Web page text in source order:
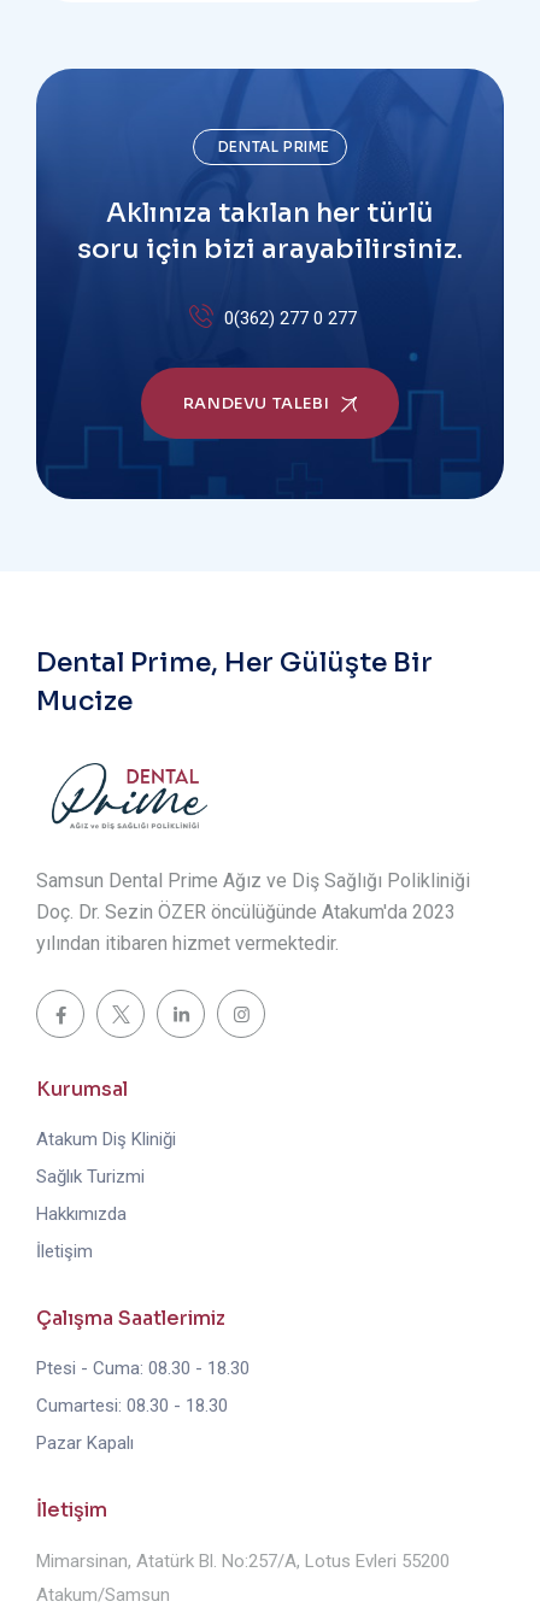
DENTAL PRIME
Aklınıza takılan her türlü
soru için bizi arayabilirsiniz.
0(362) 277 0 277
RANDEVU TALEBI
Dental Prime, Her Gülüşte Bir
Mucize
Samsun Dental Prime Ağız ve Diş Sağlığı Polikliniği
Doç. Dr. Sezin ÖZER öncülüğünde Atakum'da 2023
yılından itibaren hizmet vermektedir.
Kurumsal
Atakum Diş Kliniği
Sağlık Turizmi
Hakkımızda
İletişim
Çalışma Saatlerimiz
Ptesi - Cuma: 08.30 - 18.30
Cumartesi: 08.30 - 18.30
Pazar Kapalı
İletişim
Mimarsinan, Atatürk Bl. No:257/A, Lotus Evleri 55200
Atakum/Samsun